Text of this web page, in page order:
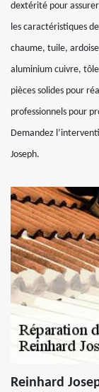
dextérité pour
les caractéristiques
chaume, tuile,
aluminium cuivre,
pièces solides pour
professionnels pour
Demandez
Joseph.
Reinhard